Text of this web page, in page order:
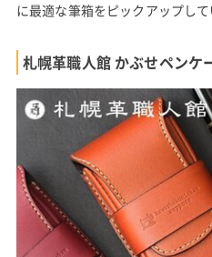
に最適な筆箱をピックアップして
札幌革職人館 かぶせペンケ